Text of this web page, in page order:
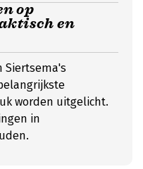
op
en
Siertsema's
worden uitgelicht.
in